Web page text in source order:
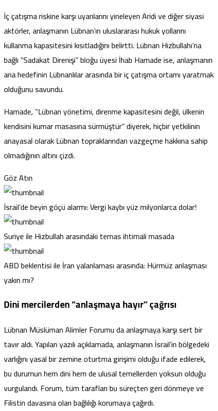
İç çatışma riskine karşı uyarılarını yineleyen Aridi ve diğer siyasi
aktörler, anlaşmanın Lübnan’ın uluslararası hukuk yollarını
kullanma kapasitesini kısıtladığınıbelirtti. Lübnan Hizbullahı’na
bağlı “Sadakat Direnişi” bloğu üyesi İhab Hamade ise, anlaşmanın
ana hedefinin Lübnanlılar arasında bir iç çatışma ortamı yaratmak
olduğunu savundu.
Hamade, “Lübnan yönetimi, direnme kapasitesini değil, ülkenin
kendisini kumar masasına sürmüştür” diyerek, hiçbir yetkilinin
anayasal olarak Lübnan topraklarından vazgeçme hakkına sahip
olmadığının altını çizdi.
Göz Atın
İsrail’de beyin göçü alarmı: Vergi kaybı yüz milyonlarca dolar!
Suriye ile Hizbullah arasındaki temas ihtimali masada
ABD beklentisi ile İran yalanlaması arasında: Hürmüz anlaşması
yakın mı?
Dini mercilerden “anlaşmaya hayır” çağrısı
Lübnan Müslüman Alimler Forumu da anlaşmaya karşı sert bir
tavır aldı. Yapılan yazılı açıklamada, anlaşmanın İsrail’in bölgedeki
varlığını yasal bir zemine oturtma girişimi olduğu ifade edilerek,
bu durumun hem dini hem de ulusal temellerden yoksun olduğu
vurgulandı. Forum, tüm tarafları bu süreçten geri dönmeye ve
Filistin davasına olan bağlılığı korumaya çağırdı.